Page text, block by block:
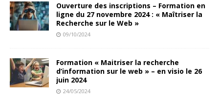
Ouverture des inscriptions – Formation en
ligne du 27 novembre 2024 : « Maîtriser la
Recherche sur le Web »
09/10/2024
Formation « Maitriser la recherche
d’information sur le web » – en visio le 26
juin 2024
24/05/2024